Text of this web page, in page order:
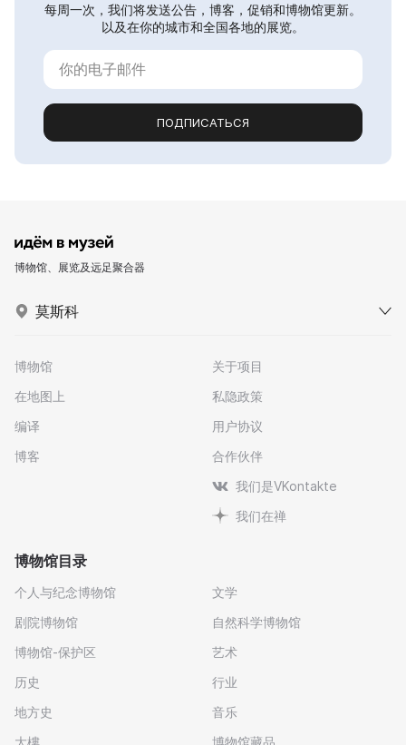
每周一次，我们将发送公告，博客，促销和博物馆更新。
以及在你的城市和全国各地的展览。
ПОДПИСАТЬСЯ
博物馆、展览及远足聚合器
莫斯科
博物馆
在地图上
编译
博客
关于项目
私隐政策
用户协议
合作伙伴
我们是VKontakte
我们在禅
博物馆目录
个人与纪念博物馆
剧院博物馆
博物馆-保护区
历史
地方史
大樓
文学
自然科学博物馆
艺术
行业
音乐
博物馆藏品